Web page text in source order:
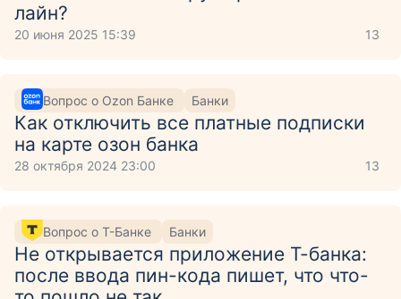
лайн?
20 июня 2025 15:39 13
Вопрос о Ozon Банке Банки
Как отключить все платные подписки
на карте озон банка
28 октября 2024 23:00 13
Вопрос о Т-Банке Банки
Не открывается приложение Т-банка:
после ввода пин-кода пишет, что что-